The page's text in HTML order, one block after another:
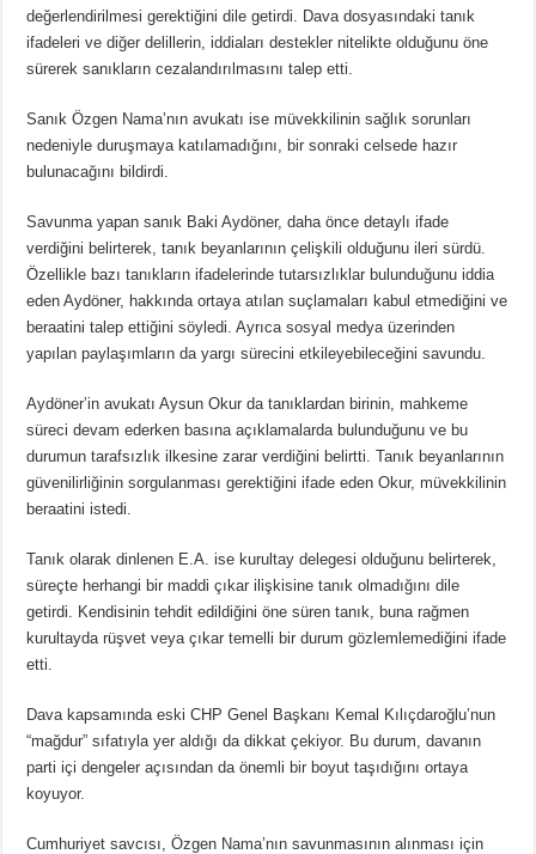
değerlendirilmesi gerektiğini dile getirdi. Dava dosyasındaki tanık
ifadeleri ve diğer delillerin, iddiaları destekler nitelikte olduğunu öne
sürerek sanıkların cezalandırılmasını talep etti.
Sanık Özgen Nama’nın avukatı ise müvekkilinin sağlık sorunları
nedeniyle duruşmaya katılamadığını, bir sonraki celsede hazır
bulunacağını bildirdi.
Savunma yapan sanık Baki Aydöner, daha önce detaylı ifade
verdiğini belirterek, tanık beyanlarının çelişkili olduğunu ileri sürdü.
Özellikle bazı tanıkların ifadelerinde tutarsızlıklar bulunduğunu iddia
eden Aydöner, hakkında ortaya atılan suçlamaları kabul etmediğini ve
beraatini talep ettiğini söyledi. Ayrıca sosyal medya üzerinden
yapılan paylaşımların da yargı sürecini etkileyebileceğini savundu.
Aydöner’in avukatı Aysun Okur da tanıklardan birinin, mahkeme
süreci devam ederken basına açıklamalarda bulunduğunu ve bu
durumun tarafsızlık ilkesine zarar verdiğini belirtti. Tanık beyanlarının
güvenilirliğinin sorgulanması gerektiğini ifade eden Okur, müvekkilinin
beraatini istedi.
Tanık olarak dinlenen E.A. ise kurultay delegesi olduğunu belirterek,
süreçte herhangi bir maddi çıkar ilişkisine tanık olmadığını dile
getirdi. Kendisinin tehdit edildiğini öne süren tanık, buna rağmen
kurultayda rüşvet veya çıkar temelli bir durum gözlemlemediğini ifade
etti.
Dava kapsamında eski CHP Genel Başkanı Kemal Kılıçdaroğlu’nun
“mağdur” sıfatıyla yer aldığı da dikkat çekiyor. Bu durum, davanın
parti içi dengeler açısından da önemli bir boyut taşıdığını ortaya
koyuyor.
Cumhuriyet savcısı, Özgen Nama’nın savunmasının alınması için